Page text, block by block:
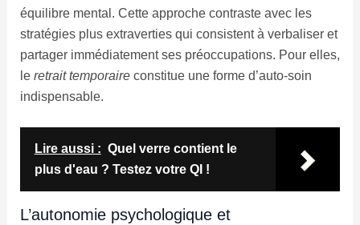
équilibre mental. Cette approche contraste avec les
stratégies plus extraverties qui consistent à verbaliser et
partager immédiatement ses préoccupations. Pour elles,
le retrait temporaireconstitue une forme d’auto-soin
indispensable.
Lire aussi : Quel verre contient le
plus d'eau ? Testez votre QI !
L’autonomie psychologique et